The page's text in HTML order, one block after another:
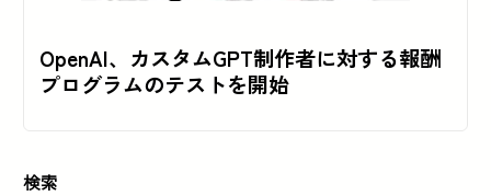
OpenAI、カスタムGPT制作者に対する報酬
プログラムのテストを開始
検索